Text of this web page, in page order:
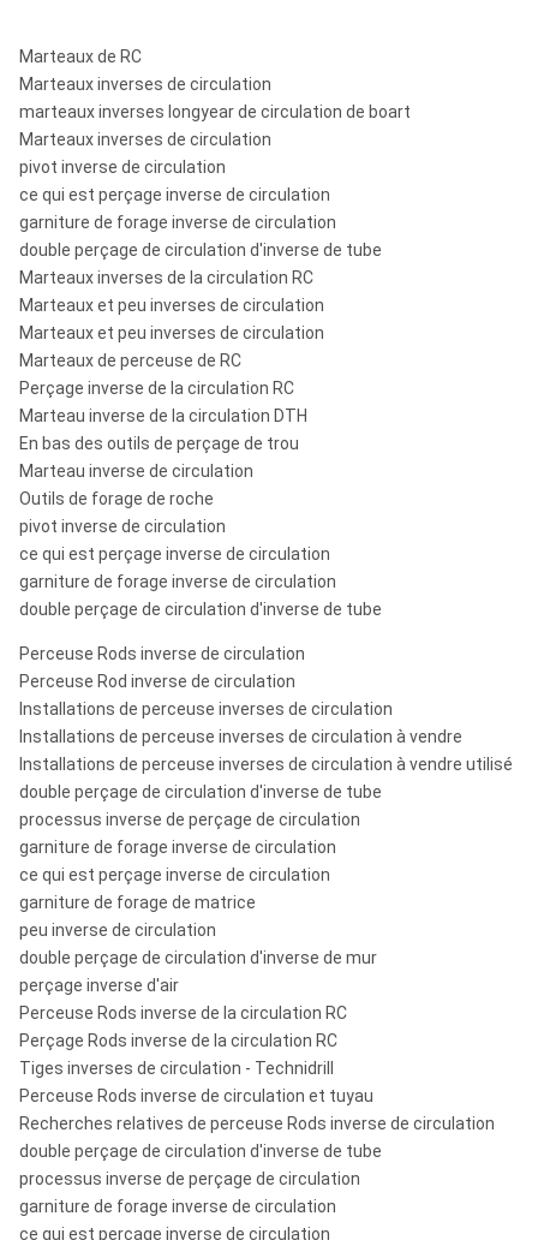
RE054
ROS RC
5 3/4" RE140 RE140
5" PR40 PR40
5 1/2 » PR52
5 1/2 » PR52R PR52/PR52R
5 1/2 » PR54
ROS RC
6" MX5456
6" ~6
1/2 »
RC62/RC62R RC62/RC62R
8" RC82/RC82R RC82/RC82R
ROS RC
10" RC100/RC100R RC100/RC100R
Marteaux de RC
Marteaux inverses de circulation
marteaux inverses longyear de circulation de boart
Marteaux inverses de circulation
pivot inverse de circulation
ce qui est perçage inverse de circulation
garniture de forage inverse de circulation
double perçage de circulation d'inverse de tube
Marteaux inverses de la circulation RC
Marteaux et peu inverses de circulation
Marteaux et peu inverses de circulation
Marteaux de perceuse de RC
Perçage inverse de la circulation RC
Marteau inverse de la circulation DTH
En bas des outils de perçage de trou
Marteau inverse de circulation
Outils de forage de roche
pivot inverse de circulation
ce qui est perçage inverse de circulation
garniture de forage inverse de circulation
double perçage de circulation d'inverse de tube
Perceuse Rods inverse de circulation
Perceuse Rod inverse de circulation
Installations de perceuse inverses de circulation
Installations de perceuse inverses de circulation à vendre
Installations de perceuse inverses de circulation à vendre utilisé
double perçage de circulation d'inverse de tube
processus inverse de perçage de circulation
garniture de forage inverse de circulation
ce qui est perçage inverse de circulation
garniture de forage de matrice
peu inverse de circulation
double perçage de circulation d'inverse de mur
perçage inverse d'air
Perceuse Rods inverse de la circulation RC
Perçage Rods inverse de la circulation RC
Tiges inverses de circulation - Technidrill
Perceuse Rods inverse de circulation et tuyau
Recherches relatives de perceuse Rods inverse de circulation
double perçage de circulation d'inverse de tube
processus inverse de perçage de circulation
garniture de forage inverse de circulation
ce qui est perçage inverse de circulation